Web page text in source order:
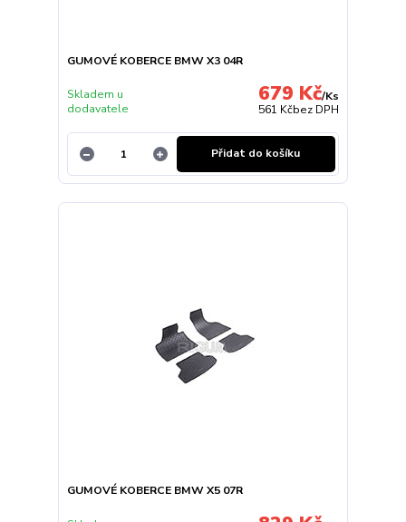
GUMOVÉ KOBERCE BMW X3 04R
679 Kč/Ks
561 Kčbez DPH
Skladem u
dodavatele
Přidat do košíku
GUMOVÉ KOBERCE BMW X5 07R